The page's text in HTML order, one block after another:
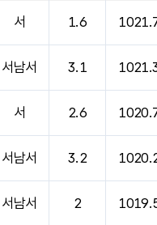
서 1.6
서남서 3.1
서 2.6
서남서 3.2
서남서 2